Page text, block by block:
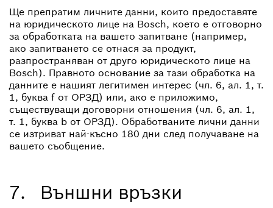
Ще препратим личните данни, които предоставяте
на юридическото лице на Bosch, което е отговорно
за обработката на вашето запитване (например,
ако запитването се отнася за продукт,
разпространяван от друго юридическото лице на
Bosch). Правното основание за тази обработка на
данните е нашият легитимен интерес (чл. 6, ал. 1, т.
1, буква f от ОРЗД) или, ако е приложимо,
съществуващи договорни отношения (чл. 6, ал. 1,
т. 1, буква b от ОРЗД). Обработваните лични данни
се изтриват най-късно 180 дни след получаване на
вашето съобщение.
7. Външни връзки